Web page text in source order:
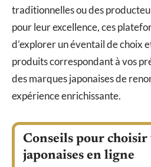
traditionnelles ou des
pour leur excellence, ces
d’explorer un éventail de choix
produits correspondant à vos
des marques japonaises de
expérience enrichissante.
Conseils pour choisir
japonaises en ligne